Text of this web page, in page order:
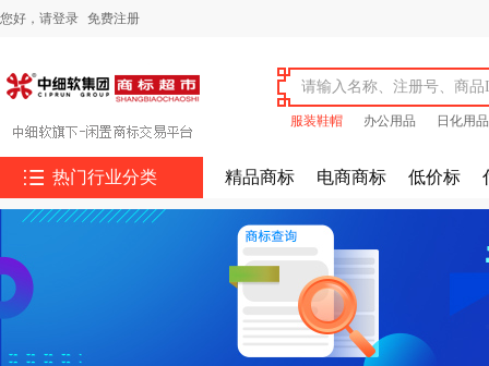
您好， 请登录 免费注册
服装鞋帽 办公用品 日化用品
 热门行业分类 精品商标 电商商标 低价标